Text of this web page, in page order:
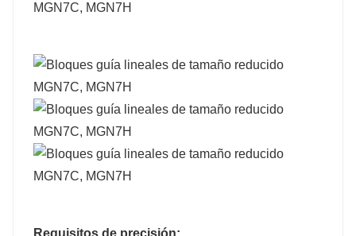
Requisitos de precisión: